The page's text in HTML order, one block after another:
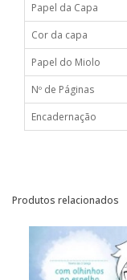
Papel da Capa
Cor da capa
Papel do Miolo
Nº de Páginas
Encadernação
Produtos relacionados